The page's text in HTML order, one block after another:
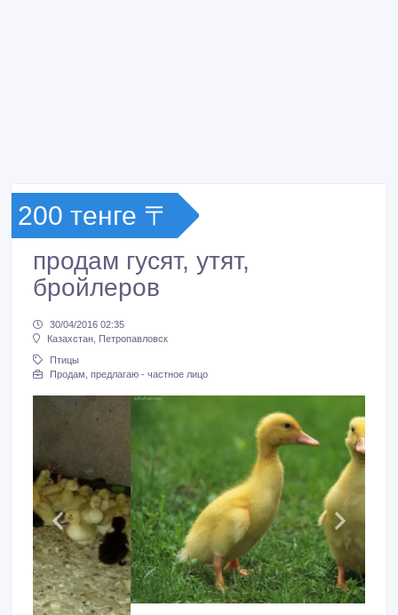
200 тенге 〒
продам гусят, утят,
бройлеров
30/04/2016 02:35
Казахстан, Петропавловск
Птицы
Продам, предлагаю - частное лицо